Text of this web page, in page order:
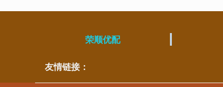
荣顺优配
友情链接：